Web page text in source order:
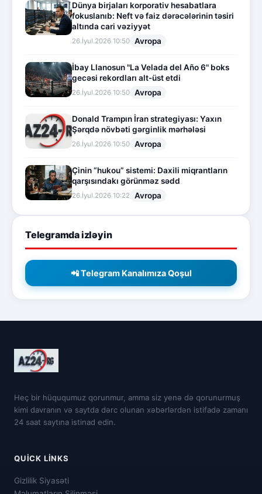
Dünya birjaları korporativ hesabatlara
fokuslanıb: Neft və faiz dərəcələrinin təsiri
altında cari vəziyyət
26.İyul.2026 10:50 Avropa
İbay Llanosun "La Velada del Año 6" boks
gecəsi rekordları alt-üst etdi
26.İyul.2026 10:50 Avropa
Donald Trampın İran strategiyası: Yaxın
Şərqdə növbəti gərginlik mərhələsi
26.İyul.2026 10:50 Avropa
Çinin “hukou” sistemi: Daxili miqrantların
qarşısındakı görünməz sədd
26.İyul.2026 10:22 Avropa
Telegramda izləyin
📲 Telegram Kanalımıza Qoşul
Heç bir hüququmuz qorunmur, amma siz yenə də qorunurmuş
kimi davranın və saytda dərc olunan xəbərlərdən istifadə zamanı
24 saat saytına istinad edin.
QUICK LINKS
Gizlilik Siyasəti